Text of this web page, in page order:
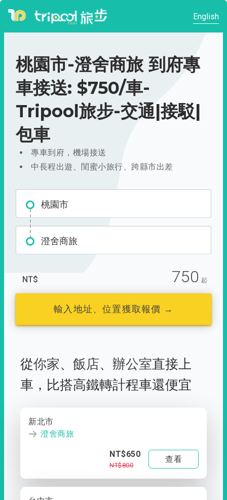
English
桃園市-澄舍商旅 到府專
車接送: $750/車-
Tripool旅步-交通|接駁|
包車
專車到府，機場接送
中長程出遊、閨蜜小旅行、跨縣市出差
桃園市
澄舍商旅
NT$ 750 起
輸入地址、位置獲取報價 →
從你家、 飯店、 辦公室直接上
車， 比搭高鐵轉計程車還便宜
新北市
澄舍商旅
NT$650
NT$800
查看